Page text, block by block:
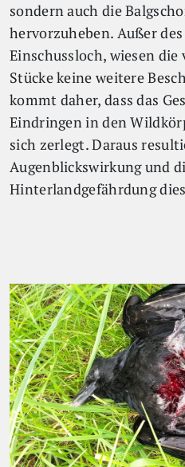
sondern auch die
hervorzuheben. Außer
Einschussloch, wiesen die
Stücke keine weitere
kommt daher, dass das
Eindringen in den
sich zerlegt. Daraus
Augenblickswirkung und
Hinterlandgefährdung